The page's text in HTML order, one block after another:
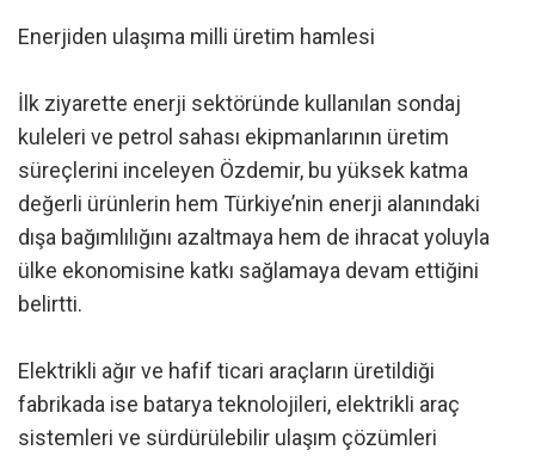
Enerjiden ulaşıma milli üretim hamlesi
İlk ziyarette enerji sektöründe kullanılan sondaj
kuleleri ve petrol sahası ekipmanlarının üretim
süreçlerini inceleyen Özdemir, bu yüksek katma
değerli ürünlerin hem Türkiye’nin enerji alanındaki
dışa bağımlılığını azaltmaya hem de ihracat yoluyla
ülke ekonomisine katkı sağlamaya devam ettiğini
belirtti.
Elektrikli ağır ve hafif ticari araçların üretildiği
fabrikada ise batarya teknolojileri, elektrikli araç
sistemleri ve sürdürülebilir ulaşım çözümleri